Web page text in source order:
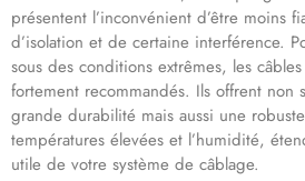
présentent l’inconvénient d’être moins
d’isolation et de certaine interférence.
sous des conditions extrêmes, les
fortement recommandés. Ils offrent non
grande durabilité mais aussi une
températures élevées et l’humidité,
utile de votre système de câblage.